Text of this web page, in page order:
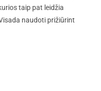
taip pat leidžia
naudoti prižiūrint